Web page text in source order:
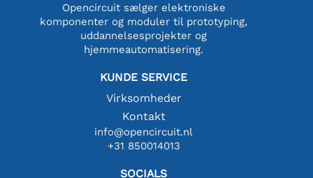
Opencircuit sælger elektroniske
komponenter og moduler til prototyping,
uddannelsesprojekter og
hjemmeautomatisering.
KUNDE SERVICE
Virksomheder
Kontakt
info@opencircuit.nl
+31 850014013
SOCIALS